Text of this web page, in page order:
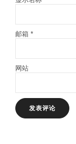
邮箱 *
网站